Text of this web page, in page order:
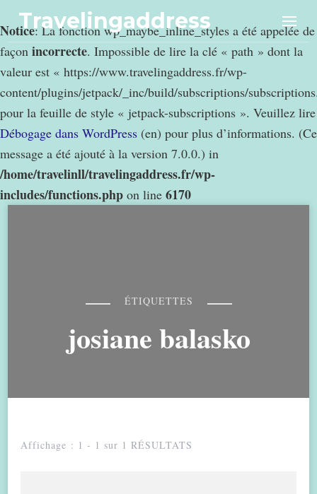
Notice: La fonction wp_maybe_inline_styles a été appelée de
façon incorrecte. Impossible de lire la clé « path » dont la
valeur est « https://www.travelingaddress.fr/wp-
content/plugins/jetpack/_inc/build/subscriptions/
pour la feuille de style « jetpack-subscriptions ». Veuillez lire
Débogage dans WordPress (en) pour plus d’informations. (Ce
message a été ajouté à la version 7.0.0.) in
/home/travelinll/travelingaddress.fr/wp-
includes/functions.php on line 6170
Travelingaddress
ÉTIQUETTES
josiane balasko
Affichage : 1 - 1 sur 1 RÉSULTATS